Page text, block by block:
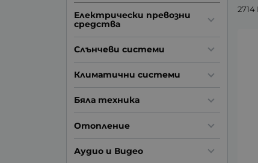
Електрически превозни
средства
Слънчеви системи
Климатични системи
Бяла техника
Отопление
Аудио и Видео